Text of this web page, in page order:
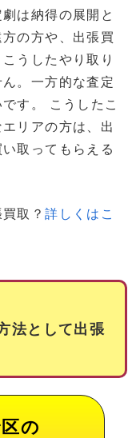
は納得の展開と
の方や、出張買
うしたやり取り
。一方的な査定
す。 こうしたこ
リアの方は、出
取ってもらえる
買取？詳しくはこ
法として出張
の